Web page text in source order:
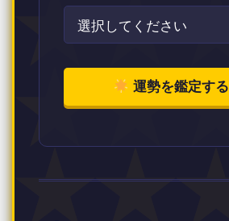
運勢を鑑定する